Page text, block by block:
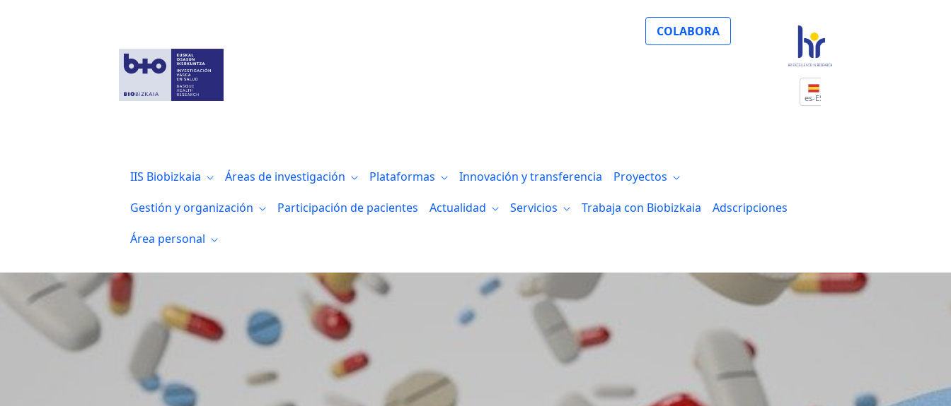
COLABORA
es-ES
IIS Biobizkaia Áreas de investigación Plataformas Innovación y transferencia
Proyectos
Gestión y organización
Participación de pacientes Actualidad Servicios Trabaja con Biobizkaia
Adscripciones
Área personal